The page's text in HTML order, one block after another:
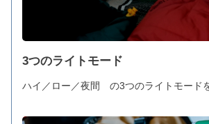
3つのライトモード
ハイ／ロー／夜間 の3つのライトモードを